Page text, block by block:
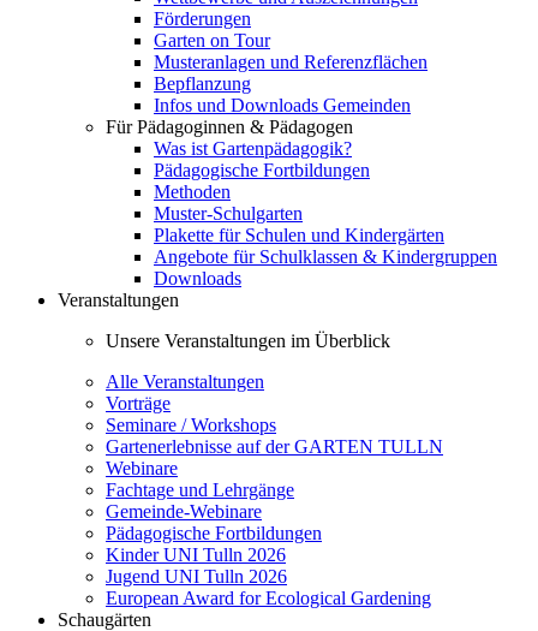
Förderungen
Garten on Tour
Musteranlagen und Referenzflächen
Bepflanzung
Infos und Downloads Gemeinden
Für Pädagoginnen & Pädagogen
Was ist Gartenpädagogik?
Pädagogische Fortbildungen
Methoden
Muster-Schulgarten
Plakette für Schulen und Kindergärten
Angebote für Schulklassen & Kindergruppen
Downloads
Veranstaltungen
Unsere Veranstaltungen im Überblick
Alle Veranstaltungen
Vorträge
Seminare / Workshops
Gartenerlebnisse auf der GARTEN TULLN
Webinare
Fachtage und Lehrgänge
Gemeinde-Webinare
Pädagogische Fortbildungen
Kinder UNI Tulln 2026
Jugend UNI Tulln 2026
European Award for Ecological Gardening
Schaugärten